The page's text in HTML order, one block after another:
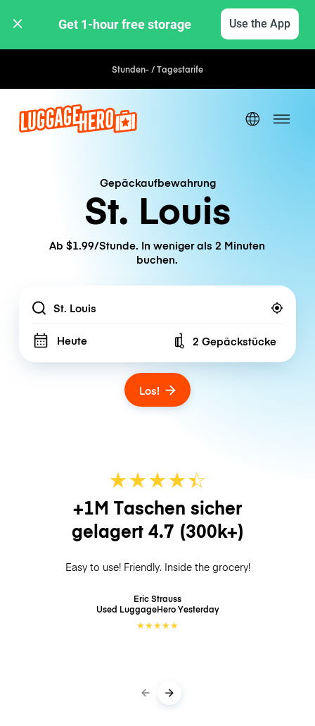
Get 1-hour free storage Use the App
Stunden- / Tagestarife
Gepäckaufbewahrung
St. Louis
Ab $1.99/Stunde. In weniger als 2 Minuten
buchen.
Location
Heute Number of bags
2 Gepäckstücke
Los!
★★★★☆
★
+1M Taschen sicher
gelagert 4.7 (300k+)
Easy to use! Friendly. Inside the grocery!
Eric Strauss
Used LuggageHeroYesterday
★★★★★